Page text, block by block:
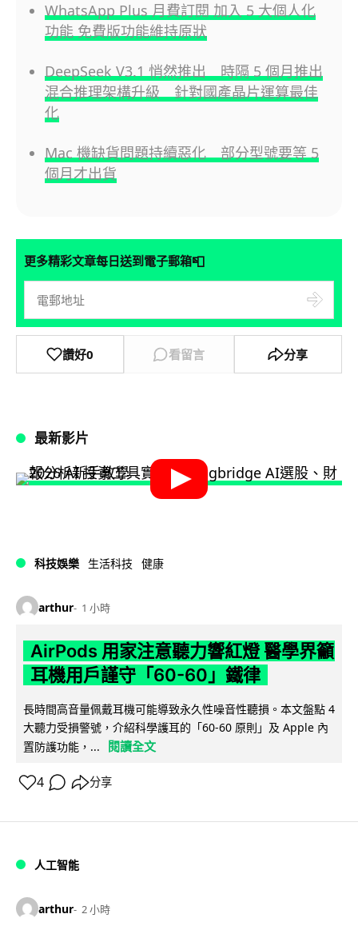
WhatsApp Plus 月費訂閱 加入 5 大個人化
功能 免費版功能維持原狀
DeepSeek V3.1 悄然推出 時隔 5 個月推出
混合推理架構升級 針對國產晶片運算最佳
化
Mac 機缺貨問題持續惡化 部分型號要等 5
個月才出貨
更多精彩文章每日送到電子郵箱📮
讚好0 看留言 分享
最新影片
科技娛樂 生活科技 健康
arthur 1 小時
AirPods 用家注意聽力響紅燈 醫學界籲
耳機用戶謹守「60-60」鐵律
長時間高音量佩戴耳機可能導致永久性噪音性聽損。本文盤點 4
大聽力受損警號，介紹科學護耳的「60-60 原則」及 Apple 內
置防護功能，...
閱讀全文
4 分享
人工智能
arthur 2 小時